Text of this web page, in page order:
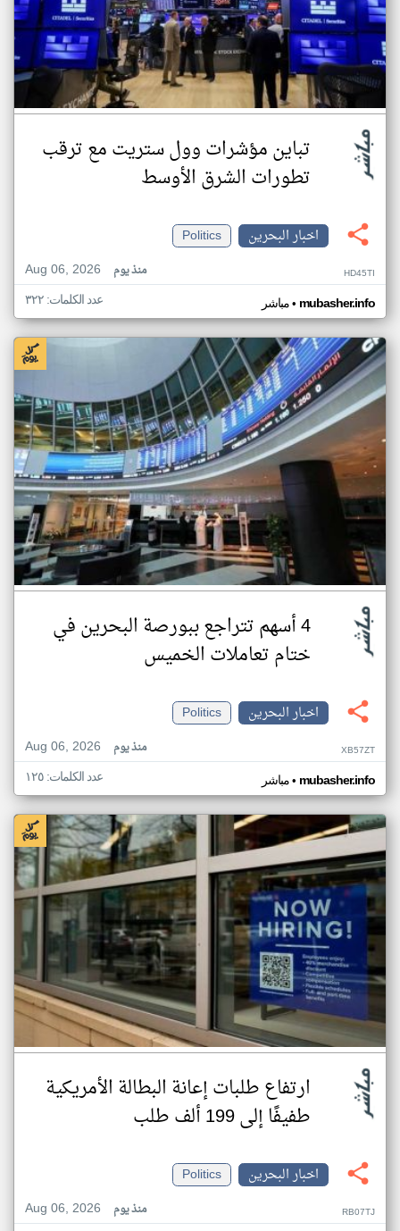
تباين مؤشرات وول ستريت مع ترقب
تطورات الشرق الأوسط
اخبار البحرين
Politics
Aug 06, 2026
منذ يوم HD45TI
مباشر• mubasher.info عدد الكلمات: ٣٢٢
4 أسهم تتراجع ببورصة البحرين في
ختام تعاملات الخميس
اخبار البحرين
Politics
Aug 06, 2026
منذ يوم XB57ZT
مباشر• mubasher.info عدد الكلمات: ١٢٥
ارتفاع طلبات إعانة البطالة الأمريكية
طفيفًا إلى 199 ألف طلب
اخبار البحرين
Politics
Aug 06, 2026
منذ يوم RB07TJ